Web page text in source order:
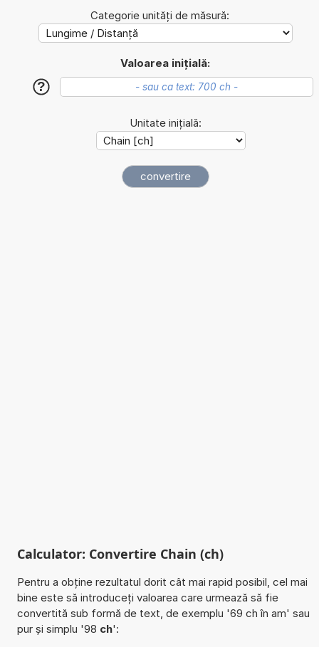
Categorie unități de măsură:
Valoarea inițială:
?
Unitate inițială:
Calculator: Convertire Chain (ch)
Pentru a obține rezultatul dorit cât mai rapid posibil, cel mai
bine este să introduceți valoarea care urmează să fie
convertită sub formă de text, de exemplu '69 ch în am' sau
pur și simplu '98 ch':